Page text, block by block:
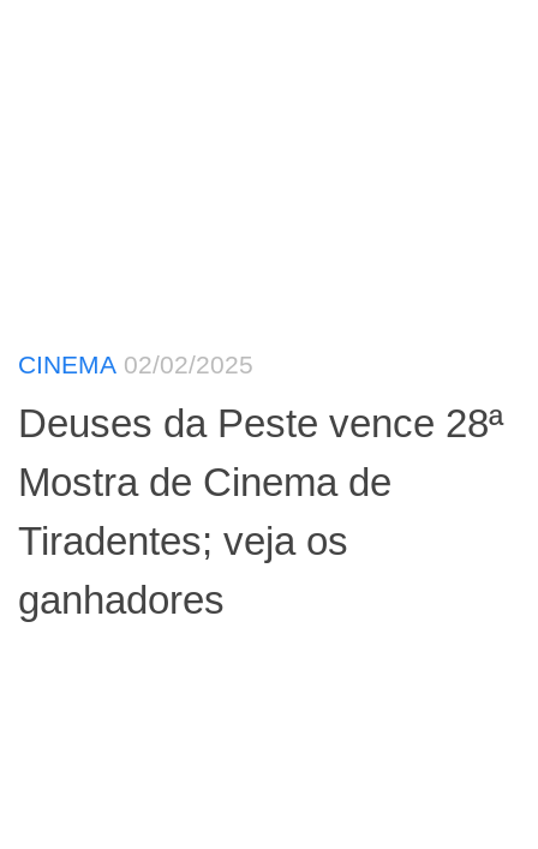
CINEMA 02/02/2025
Deuses da Peste vence 28ª
Mostra de Cinema de
Tiradentes; veja os
ganhadores